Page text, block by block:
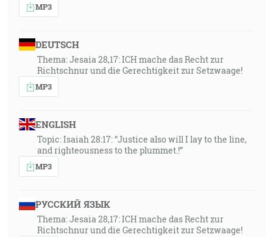
MP3
DEUTSCH
Thema: Jesaia 28,17: ICH mache das Recht zur
Richtschnur und die Gerechtigkeit zur Setzwaage!
MP3
ENGLISH
Topic: Isaiah 28:17: “Justice also will I lay to the line,
and righteousness to the plummet.!”
MP3
РУССКИЙ ЯЗЫК
Thema: Jesaia 28,17: ICH mache das Recht zur
Richtschnur und die Gerechtigkeit zur Setzwaage!